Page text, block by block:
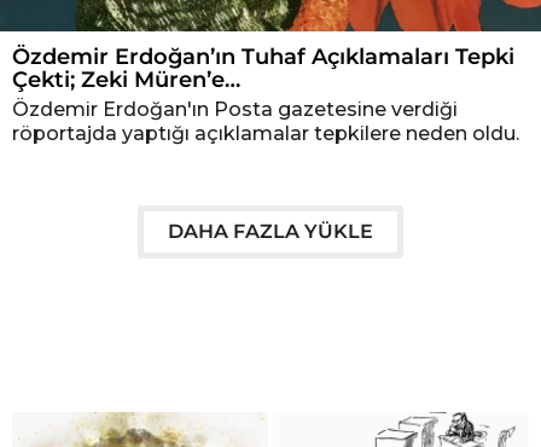
Özdemir Erdoğan’ın Tuhaf Açıklamaları Tepki
Çekti; Zeki Müren’e…
Özdemir Erdoğan'ın Posta gazetesine verdiği
röportajda yaptığı açıklamalar tepkilere neden oldu.
DAHA FAZLA YÜKLE